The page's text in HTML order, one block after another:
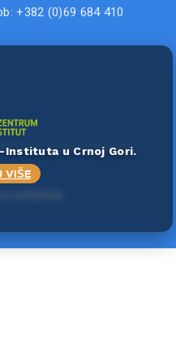
+382 (0)69 684 410
Instituta u Crnoj Gori.
VIŠE